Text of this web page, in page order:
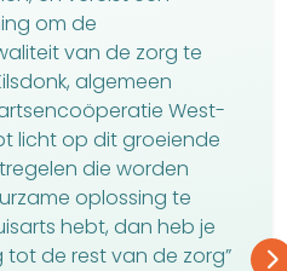
om de
van de zorg te
algemeen
West-
licht op dit groeiende
die worden
oplossing te
hebt, dan heb je
de rest van de zorg”